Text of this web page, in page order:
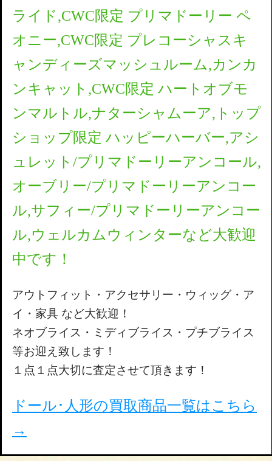
ライド,CWC限定 プリマドーリー ペ
オニー,CWC限定 プレコーシャスキ
ャンディーズマッシュルーム,カンカ
ンキャット,CWC限定 ハートオブモ
ンマルトル,ナターシャムーア,トップ
ショップ限定 ハッピーハーバー,アシ
ュレット/プリマドーリーアンコール,
オーブリー/プリマドーリーアンコー
ル,サフィー/プリマドーリーアンコー
ル,ウェルカムウィンターなど大歓迎
中です！
アウトフィット・アクセサリー・ウィッグ・ア
イ・家具 など大歓迎！
ネオブライス・ミディブライス・プチブライス
等お迎え致します！
１点１点大切に査定させて頂きます！
ドール･人形の買取商品一覧はこちら
→